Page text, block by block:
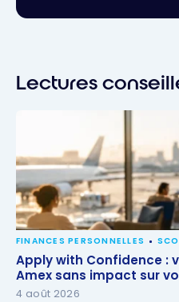
Lectures
Apply with Confidence :
Amex sans impact sur
FINANCES PERSONNELLES
Apply with Confidence :
Amex sans impact sur
4 août 2026